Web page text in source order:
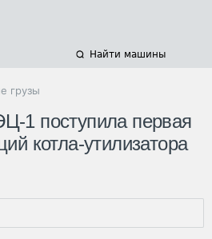
Найти машины
грузы
1 поступила первая
котла-утилизатора